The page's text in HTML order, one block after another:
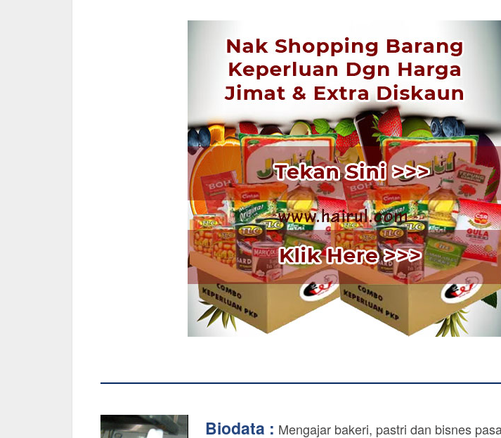
Biodata : Mengajar bakeri, pastri dan bisnes